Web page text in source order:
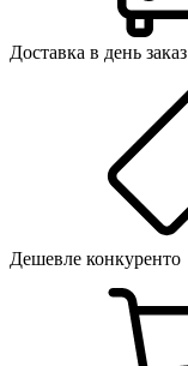
Доставка в день заказ
Дешевле конкуренто